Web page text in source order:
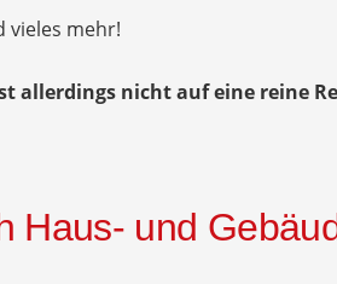
vieles mehr!
allerdings nicht auf eine reine
Haus- und